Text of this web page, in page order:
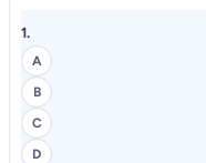
1.
A
B
C
D